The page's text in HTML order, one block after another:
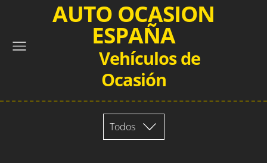
AUTO OCASION
ESPAÑA
Vehículos de
Ocasión
Todos